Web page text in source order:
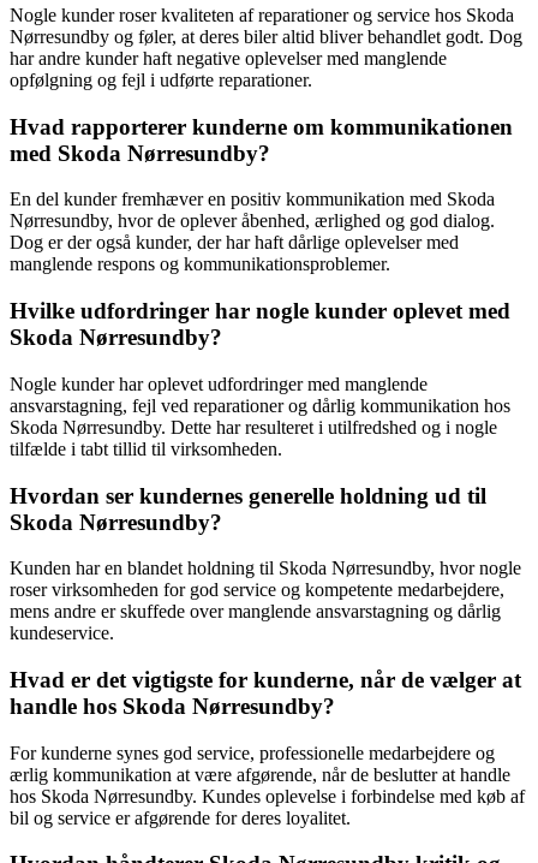
Nogle kunder roser kvaliteten af reparationer og service hos Skoda
Nørresundby og føler, at deres biler altid bliver behandlet godt. Dog
har andre kunder haft negative oplevelser med manglende
opfølgning og fejl i udførte reparationer.
Hvad rapporterer kunderne om kommunikationen
med Skoda Nørresundby?
En del kunder fremhæver en positiv kommunikation med Skoda
Nørresundby, hvor de oplever åbenhed, ærlighed og god dialog.
Dog er der også kunder, der har haft dårlige oplevelser med
manglende respons og kommunikationsproblemer.
Hvilke udfordringer har nogle kunder oplevet med
Skoda Nørresundby?
Nogle kunder har oplevet udfordringer med manglende
ansvarstagning, fejl ved reparationer og dårlig kommunikation hos
Skoda Nørresundby. Dette har resulteret i utilfredshed og i nogle
tilfælde i tabt tillid til virksomheden.
Hvordan ser kundernes generelle holdning ud til
Skoda Nørresundby?
Kunden har en blandet holdning til Skoda Nørresundby, hvor nogle
roser virksomheden for god service og kompetente medarbejdere,
mens andre er skuffede over manglende ansvarstagning og dårlig
kundeservice.
Hvad er det vigtigste for kunderne, når de vælger at
handle hos Skoda Nørresundby?
For kunderne synes god service, professionelle medarbejdere og
ærlig kommunikation at være afgørende, når de beslutter at handle
hos Skoda Nørresundby. Kundes oplevelse i forbindelse med køb af
bil og service er afgørende for deres loyalitet.